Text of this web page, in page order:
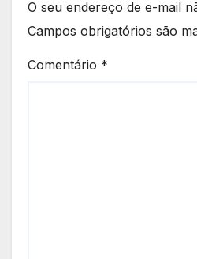
O seu endereço de e-mail
Campos obrigatórios são
Comentário *